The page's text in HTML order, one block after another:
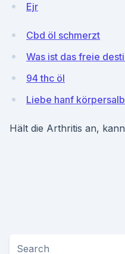
Ejr
Cbd öl schmerzt
Was ist das freie
94 thc öl
Liebe hanf
Hält die Arthritis an,